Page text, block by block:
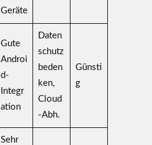
Geräte
Gute
Androi
d-
Integr
ation
Daten
schutz
beden
ken,
Cloud
-Abh.
Günsti
g
Sehr